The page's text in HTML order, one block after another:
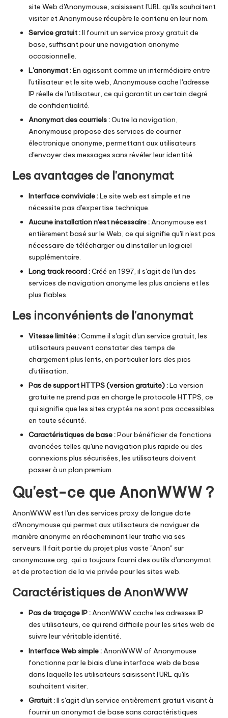
y
y
site Web d'Anonymouse, saisissent l'URL qu'ils souhaitent
visiter et Anonymouse récupère le contenu en leur nom.
Service gratuit :Il fournit un service proxy gratuit de
base, suffisant pour une navigation anonyme
occasionnelle.
L'anonymat :En agissant comme un intermédiaire entre
l'utilisateur et le site web, Anonymouse cache l'adresse
IP réelle de l'utilisateur, ce qui garantit un certain degré
de confidentialité.
Anonymat des courriels :Outre la navigation,
Anonymouse propose des services de courrier
électronique anonyme, permettant aux utilisateurs
d'envoyer des messages sans révéler leur identité.
Les avantages de l'anonymat
Interface conviviale :Le site web est simple et ne
nécessite pas d'expertise technique.
Aucune installation n'est nécessaire :Anonymouse est
entièrement basé sur le Web, ce qui signifie qu'il n'est pas
nécessaire de télécharger ou d'installer un logiciel
supplémentaire.
Long track record :Créé en 1997, il s'agit de l'un des
services de navigation anonyme les plus anciens et les
plus fiables.
Les inconvénients de l'anonymat
Vitesse limitée :Comme il s'agit d'un service gratuit, les
utilisateurs peuvent constater des temps de
chargement plus lents, en particulier lors des pics
d'utilisation.
Pas de support HTTPS (version gratuite) :La version
gratuite ne prend pas en charge le protocole HTTPS, ce
qui signifie que les sites cryptés ne sont pas accessibles
en toute sécurité.
Caractéristiques de base :Pour bénéficier de fonctions
avancées telles qu'une navigation plus rapide ou des
connexions plus sécurisées, les utilisateurs doivent
passer à un plan premium.
Qu'est-ce que AnonWWW ?
AnonWWW est l'un des services proxy de longue date
d'Anonymouse qui permet aux utilisateurs de naviguer de
manière anonyme en réacheminant leur trafic via ses
serveurs. Il fait partie du projet plus vaste "Anon" sur
anonymouse.org, qui a toujours fourni des outils d'anonymat
et de protection de la vie privée pour les sites web.
Caractéristiques de AnonWWW
Pas de traçage IP :AnonWWW cache les adresses IP
des utilisateurs, ce qui rend difficile pour les sites web de
suivre leur véritable identité.
Interface Web simple : AnonWWW of Anonymouse
fonctionne par le biais d'une interface web de base
dans laquelle les utilisateurs saisissent l'URL qu'ils
souhaitent visiter.
Gratuit :Il s'agit d'un service entièrement gratuit visant à
fournir un anonymat de base sans caractéristiques